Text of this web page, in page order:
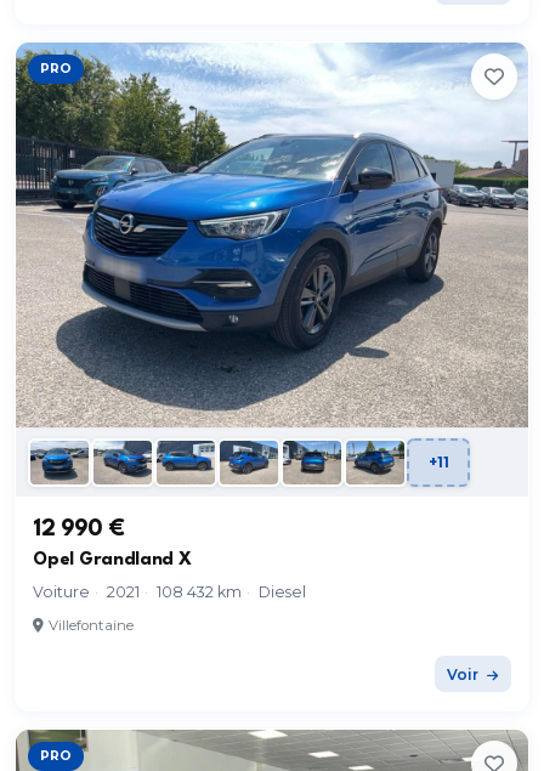
PRO
+11
12 990 €
Opel Grandland X
Voiture · 2021 · 108 432 km · Diesel
Villefontaine
Voir
PRO